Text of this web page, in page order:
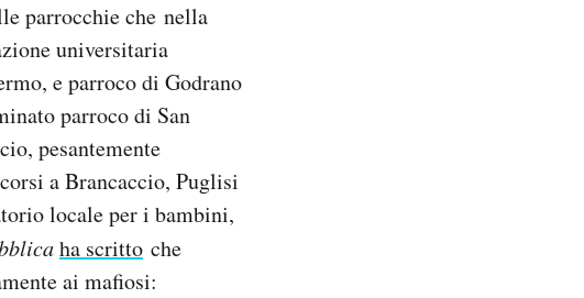
parrocchie che nella
universitaria
e parroco di Godrano
parroco di San
pesantemente
a Brancaccio, Puglisi
locale per i bambini,
ha scritto che
ai mafiosi: